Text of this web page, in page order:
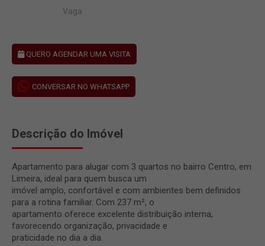
Vaga
QUERO AGENDAR UMA VISITA
CONVERSAR NO WHATSAPP
Descrição do Imóvel
Apartamento para alugar com 3 quartos no bairro Centro, em
Limeira, ideal para quem busca um
imóvel amplo, confortável e com ambientes bem definidos
para a rotina familiar. Com 237 m², o
apartamento oferece excelente distribuição interna,
favorecendo organização, privacidade e
praticidade no dia a dia.